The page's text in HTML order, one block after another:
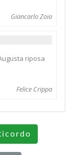
Giancarlo Zoia
riposa
Felice Crippa